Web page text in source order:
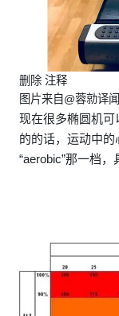
删除 注释
图片来自@蓉勍译闻
现在很多椭圆机可
的的话，运动中
“aerobic”那一档